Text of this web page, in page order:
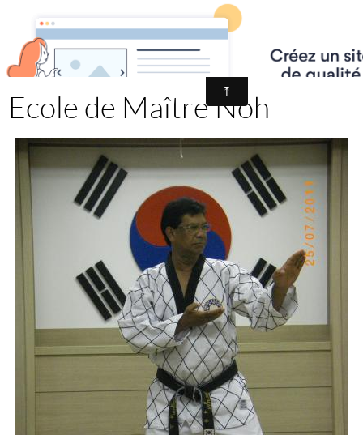
École de Taekwondo Montreuil -
Ecole de Maître Noh